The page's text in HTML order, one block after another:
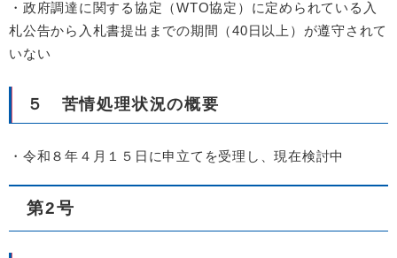
・政府調達に関する協定（WTO協定）に定められている入
札公告から入札書提出までの期間（40日以上）が遵守されて
いない
５ 苦情処理状況の概要
・令和８年４月１５日に申立てを受理し、現在検討中
第2号